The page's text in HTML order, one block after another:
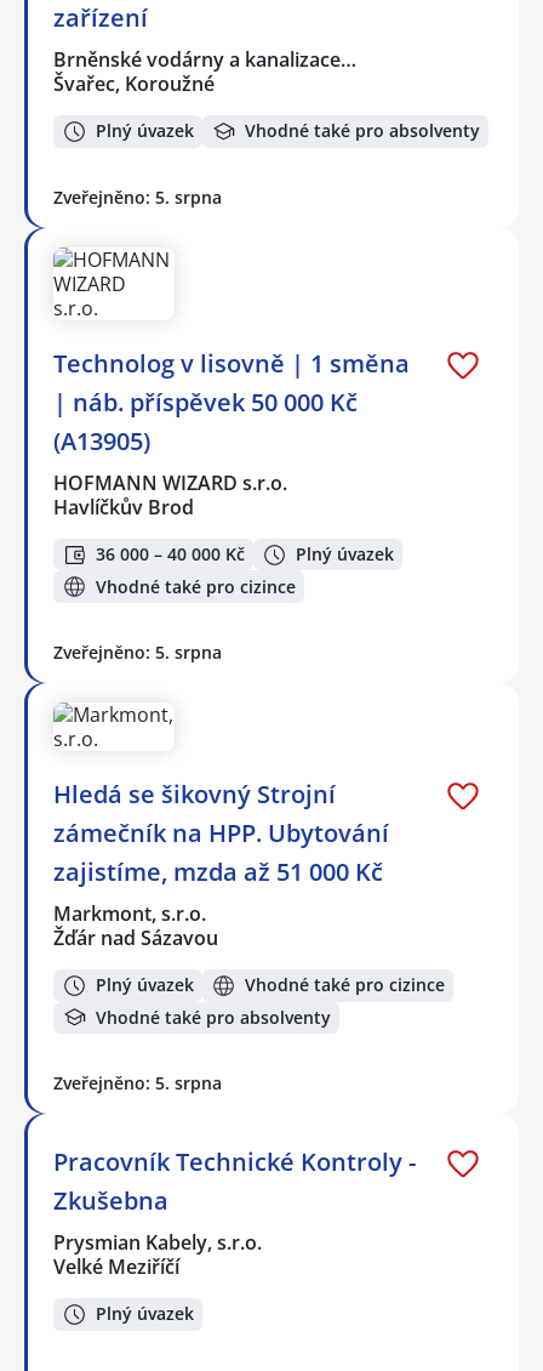
zařízení
Brněnské vodárny a kanalizace…
Švařec, Koroužné
Plný úvazek Vhodné také pro absolventy
Zveřejněno: 5. srpna
Technolog v lisovně | 1 směna
| náb. příspěvek 50 000 Kč
(A13905)
HOFMANN WIZARD s.r.o.
Havlíčkův Brod
36 000 – 40 000 Kč
Plný úvazek
Vhodné také pro cizince
Zveřejněno: 5. srpna
Hledá se šikovný Strojní
zámečník na HPP. Ubytování
zajistíme, mzda až 51 000 Kč
Markmont, s.r.o.
Žďár nad Sázavou
Plný úvazek
Vhodné také pro cizince
Vhodné také pro absolventy
Zveřejněno: 5. srpna
Pracovník Technické Kontroly -
Zkušebna
Prysmian Kabely, s.r.o.
Velké Meziříčí
Plný úvazek